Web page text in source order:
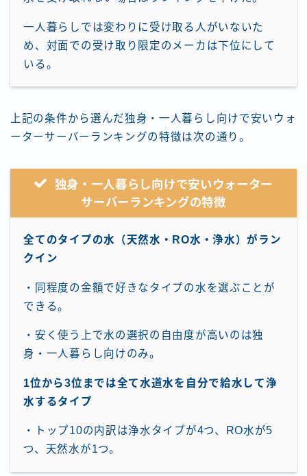
一人暮らしでは変わりに受け取る人がいないた
め、対面での受け取り限定のメーカは下位にして
いる。
上記の条件から選んだ独身・一人暮らし向けで安いウォ
ーターサーバーランキングの特徴は次の通り。
独身・一人暮らし向けで安いウォーター
サーバーランキングの特徴
全てのタイプの水（天然水・RO水・浄水）がラン
クイン
・同程度の金額で好きなタイプの水を選ぶことが
できる。
・安く使う上で水の選択の自由度が高いのは独
身・一人暮らし向けのみ。
1位から3位までは全て水道水を自分で給水して浄
水するタイプ
・トップ10の内訳は浄水タイプが4つ、RO水が5
つ、天然水が1つ。